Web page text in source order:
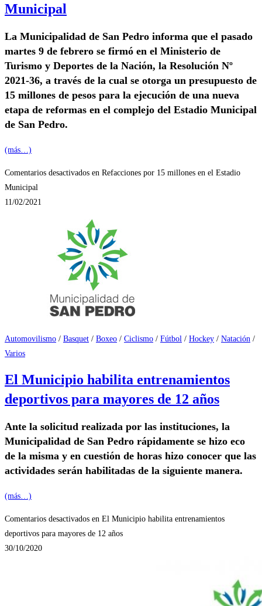
Municipal
La Municipalidad de San Pedro informa que el pasado
martes 9 de febrero se firmó en el Ministerio de
Turismo y Deportes de la Nación, la Resolución Nº
2021-36, a través de la cual se otorga un presupuesto de
15 millones de pesos para la ejecución de una nueva
etapa de reformas en el complejo del Estadio Municipal
de San Pedro.
(más…)
Comentarios desactivados en Refacciones por 15 millones en el Estadio
Municipal
11/02/2021
Automovilismo / Basquet / Boxeo / Ciclismo / Fútbol / Hockey / Natación /
Varios
El Municipio habilita entrenamientos
deportivos para mayores de 12 años
Ante la solicitud realizada por las instituciones, la
Municipalidad de San Pedro rápidamente se hizo eco
de la misma y en cuestión de horas hizo conocer que las
actividades serán habilitadas de la siguiente manera.
(más…)
Comentarios desactivados en El Municipio habilita entrenamientos
deportivos para mayores de 12 años
30/10/2020